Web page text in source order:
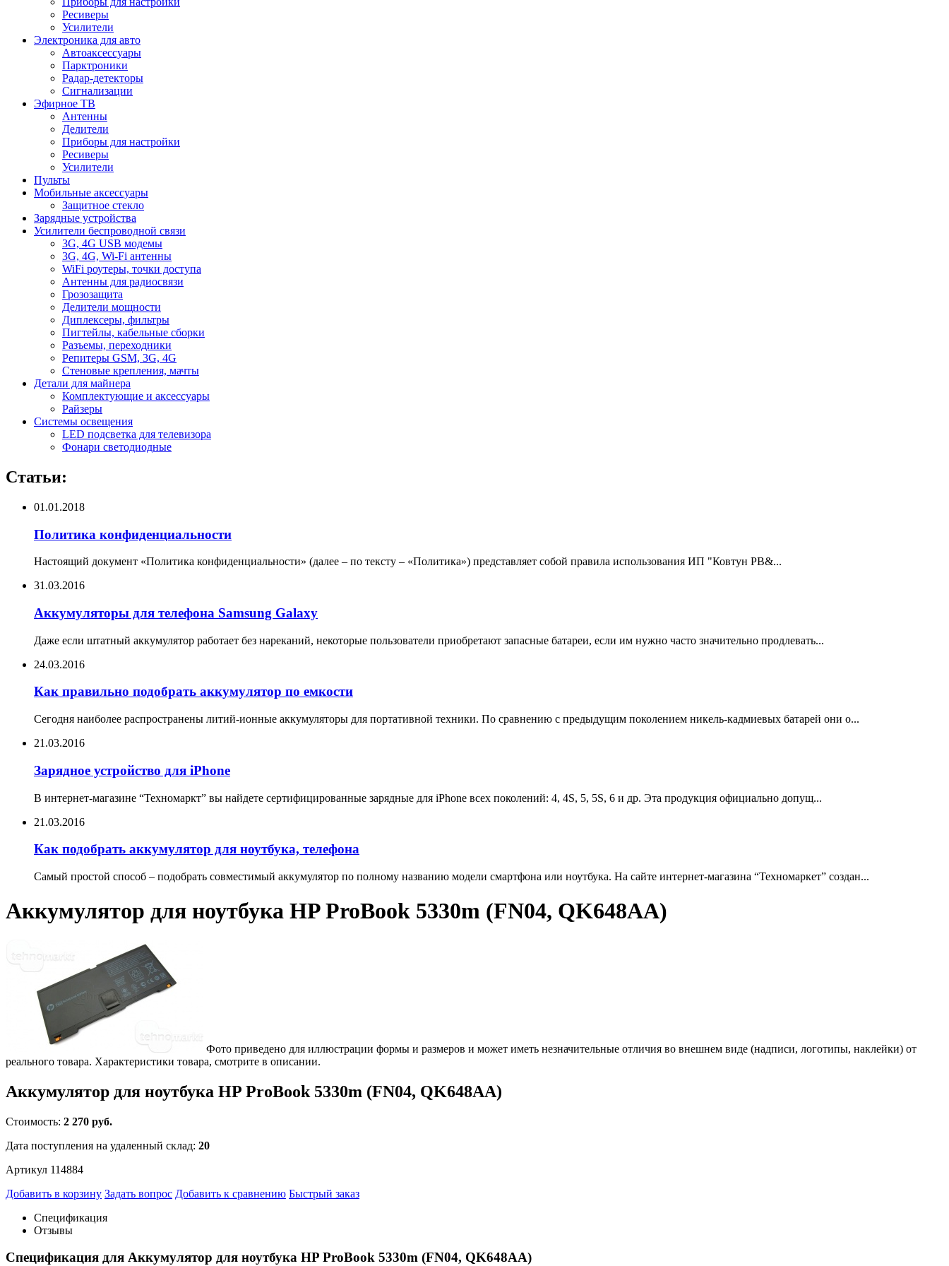
Ресиверы
Усилители
Электроника для авто
Автоаксессуары
Парктроники
Радар-детекторы
Сигнализации
Эфирное ТВ
Антенны
Делители
Приборы для настройки
Ресиверы
Усилители
Пульты
Мобильные аксессуары
Защитное стекло
Зарядные устройства
Усилители беспроводной связи
3G, 4G USB модемы
3G, 4G, Wi-Fi антенны
WiFi роутеры, точки доступа
Антенны для радиосвязи
Грозозащита
Делители мощности
Диплексеры, фильтры
Пигтейлы, кабельные сборки
Разъемы, переходники
Репитеры GSM, 3G, 4G
Стеновые крепления, мачты
Детали для майнера
Комплектующие и аксессуары
Райзеры
Системы освещения
LED подсветка для телевизора
Фонари светодиодные
Статьи:
01.01.2018
Политика конфиденциальности
Настоящий документ «Политика конфиденциальности» (далее – по тексту – «Политика») представляет собой правила использования ИП "Ковтун РВ&...
31.03.2016
Аккумуляторы для телефона Samsung Galaxy
Даже если штатный аккумулятор работает без нареканий, некоторые пользователи приобретают запасные батареи, если им нужно часто значительно продлевать...
24.03.2016
Как правильно подобрать аккумулятор по емкости
Сегодня наиболее распространены литий-ионные аккумуляторы для портативной техники. По сравнению с предыдущим поколением никель-кадмиевых батарей они о...
21.03.2016
Зарядное устройство для iPhone
В интернет-магазине “Техномаркт” вы найдете сертифицированные зарядные для iPhone всех поколений: 4, 4S, 5, 5S, 6 и др. Эта продукция официально допущ...
21.03.2016
Как подобрать аккумулятор для ноутбука, телефона
Самый простой способ – подобрать совместимый аккумулятор по полному названию модели смартфона или ноутбука. На сайте интернет-магазина “Техномаркет” создан...
Аккумулятор для ноутбука HP ProBook 5330m (FN04, QK648AA)
Фото приведено для иллюстрации формы и размеров и может иметь незначительные отличия во внешнем виде (надписи, логотипы, наклейки) от
реального товара. Характеристики товара, смотрите в описании.
Аккумулятор для ноутбука HP ProBook 5330m (FN04, QK648AA)
Стоимость: 2 270 руб.
Дата поступления на удаленный склад: 20
Артикул 114884
Добавить в корзину Задать вопрос Добавить к сравнению Быстрый заказ
Спецификация
Отзывы
Спецификация для Аккумулятор для ноутбука HP ProBook 5330m (FN04, QK648AA)